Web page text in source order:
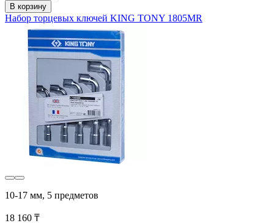
В корзину
Набор торцевых ключей KING TONY 1805MR
10-17 мм, 5 предметов
18 160 ₸